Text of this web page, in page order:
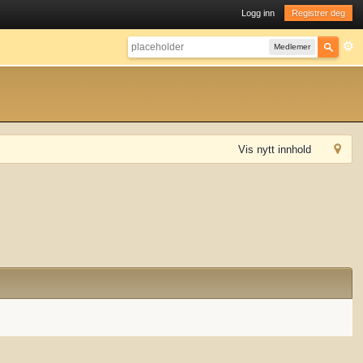
Logg inn Registrer deg
Medlemer
Vis nytt innhold